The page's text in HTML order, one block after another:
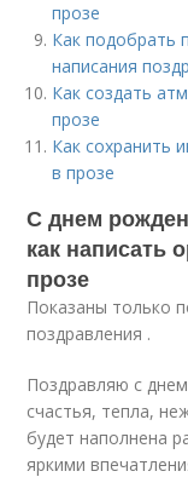
прозе
Как подобрать
написания
Как создать
прозе
Как сохранить
в прозе
С днем
как написать
прозе
Показаны только
поздравления .
Поздравляю с
счастья, тепла,
будет наполнена
яркими